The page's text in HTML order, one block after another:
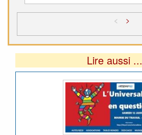
< >
Lire aussi ...